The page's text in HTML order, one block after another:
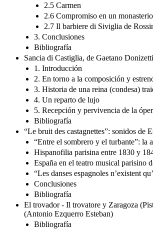
2.5 Carmen
2.6 Compromiso en un monasterio
2.7 Il barbiere di Siviglia de
3. Conclusiones
Bibliografía
Sancia di Castiglia, de Gaetano
1. Introducción
2. En torno a la composición y
3. Historia de una reina (condesa)
4. Un reparto de lujo
5. Recepción y pervivencia de la
Bibliografía
“Le bruit des castagnettes”: sonidos
“Entre el sombrero y el turbante”: la
Hispanofilia parisina entre 1830 y
España en el teatro musical parisino
“Les danses espagnoles n’existent
Conclusiones
Bibliografía
El trovador - Il trovatore y Zaragoza
(Antonio Ezquerro Esteban)
Bibliografía